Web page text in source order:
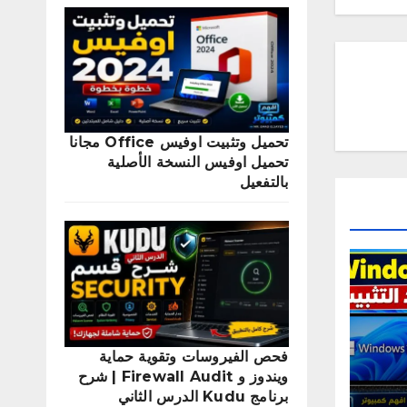
تحميل وتثبيت اوفيس Office مجانا
تحميل اوفيس النسخة الأصلية
بالتفعيل
فحص الفيروسات وتقوية حماية
ويندوز و Firewall Audit | شرح
برنامج Kudu الدرس الثاني